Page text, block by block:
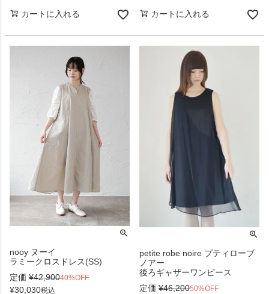
カートに入れる カートに入れる
nooy ヌーイ
ラミークロスドレス(SS)
定価 ¥42,90040%OFF
¥30,030税込
petite robe noire プティローブ
ノアー
後ろギャザーワンピース
定価 ¥46,20050%OFF